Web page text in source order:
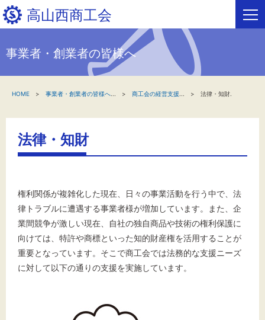
高山西商工会
新着情報
関係機関の方へ
高山西フリーページ
お問い合わせ
文字サイズ
事業者・創業者の皆様へ
HOME 事業者・創業者の皆様へ 商工会の経営支援 法律・知財.
法律・知財
権利関係が複雑化した現在、日々の事業活動を行う中で、法
律トラブルに遭遇する事業者様が増加しています。また、企
業間競争が激しい現在、自社の独自商品や技術の権利保護に
向けては、特許や商標といった知的財産権を活用することが
重要となっています。そこで商工会では法務的な支援ニーズ
に対して以下の通りの支援を実施しています。